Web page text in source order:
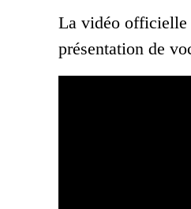
La vidéo officielle
présentation de